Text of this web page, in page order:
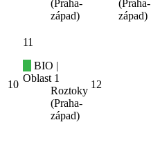
(Praha-
západ)
(Praha-
západ)
10
11
BIO |
Oblast 1
Roztoky
(Praha-
západ)
12